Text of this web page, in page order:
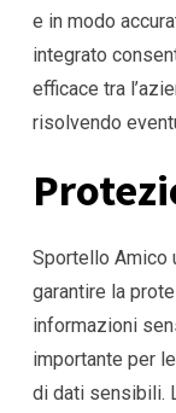
e in modo
integrato
efficace tra
risolvendo
Sportello Amico
garantire la
informazioni
importante per
di dati sensibili.